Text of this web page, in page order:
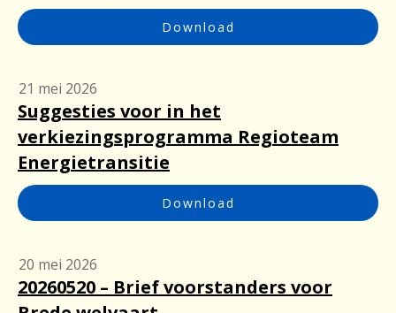
Download
21 mei 2026
Suggesties voor in het
verkiezingsprogramma Regioteam
Energietransitie
Download
20 mei 2026
20260520 – Brief voorstanders voor